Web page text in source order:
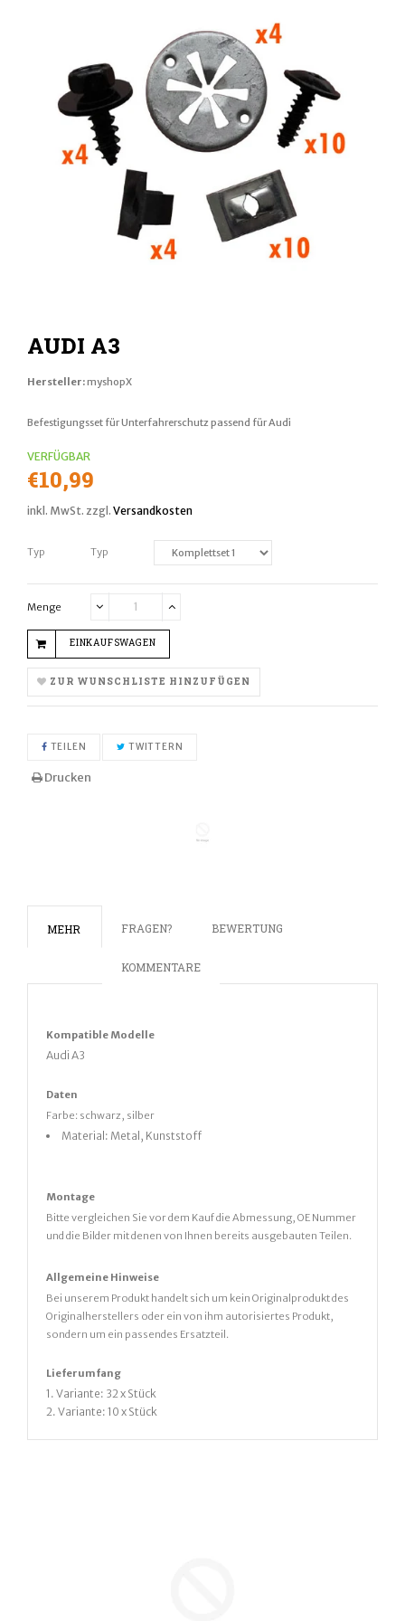
AUDI A3
Hersteller:myshopX
Befestigungsset für Unterfahrerschutz passend für Audi
VERFÜGBAR
Normaler
Preis
€10,99
inkl. MwSt. zzgl. Versandkosten
Typ Typ
Menge
missing:
de.cart.general.reduce_quantity
EINKAUFSWAGEN
ZUR WUNSCHLISTE HINZUFÜGEN
TEILEN AUF FACEBOOK TEILEN
TWITTERN
Drucken
MEHR FRAGEN? BEWERTUNG
KOMMENTARE
Kompatible Modelle
Audi A3
Daten
Farbe: schwarz, silber
Material: Metal, Kunststoff
Montage
Bitte vergleichen Sie vor dem Kauf die Abmessung, OE Nummer
und die Bilder mit denen von Ihnen bereits ausgebauten Teilen.
Allgemeine Hinweise
Bei unserem Produkt handelt sich um kein Originalprodukt des
Originalherstellers oder ein von ihm autorisiertes Produkt,
sondern um ein passendes Ersatzteil.
Lieferumfang
1. Variante: 32 x Stück
2. Variante: 10 x Stück